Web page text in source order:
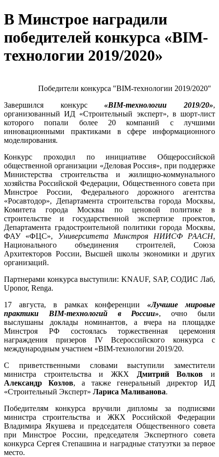
В Минстрое наградили
победителей конкурса «BIM-
технологии 2019/2020»
Победители конкурса "BIM-технологии 2019/2020"
Завершился конкурс«BIM-технологии 2019/20»,
организованный ИД «Строительный эксперт», в шорт-лист
которого попали более 20 компаний с лучшими
инновационными практиками в сфере информационного
моделирования.
Конкурс проходил по инициативе Общероссийской
общественной организации «Деловая Россия», при поддержке
Министерства строительства и жилищно-коммунального
хозяйства Российской Федерации, Общественного совета при
Минстрое России, Федерального дорожного агентства
«Росавтодор», Департамента строительства города Москвы,
Комитета города Москвы по ценовой политике в
строительстве и государственной экспертизе проектов,
Департамента градостроительной политики города Москвы,
ФАУ «ФЦС», Университета Минстроя НИИСФ РААСН,
Национального объединения строителей, Союза
Архитекторов России, Высшей школы экономики и других
организаций.
Партнерами конкурса выступили: KNAUF, SAP, СОДИС Лаб,
Uponor, Renga.
17 августа, в рамках конференции «Лучшие мировые
практики BIM-технологий в России», очно были
выслушаны доклады номинантов, а вчера на площадке
Минстроя РФ состоялась торжественная церемония
награждения призеров IV Всероссийского конкурса с
международным участием «BIM-технологии 2019/20.
С приветственными словами выступили заместители
министра строительства и ЖКХ
Дмитрий Волков и
Александр Козлов, а также генеральный директор ИД
«Строительный Эксперт» Лариса Маливанова.
Победителям конкурса вручили дипломы за подписями
министра строительства и ЖКХ Российской Федерации
Владимира Якушева и председателя Общественного совета
при Минстрое России, председателя Экспертного совета
конкурса Сергея Степашина и наградные статуэтки за первое
место.